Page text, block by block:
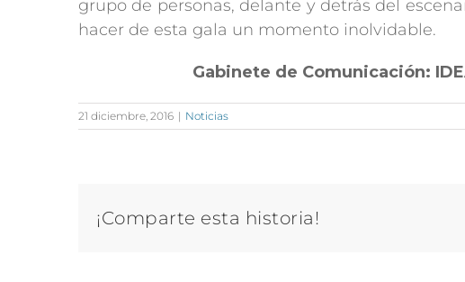
grupo de personas, delante y detrás del
hacer de esta gala un momento inolvidable.
Gabinete de Comunicación:
21 diciembre, 2016 | Noticias
¡Comparte esta historia!